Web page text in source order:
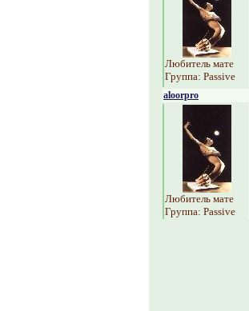
Любитель мате
Группа: Passive
aloorpro
Любитель мате
Группа: Passive